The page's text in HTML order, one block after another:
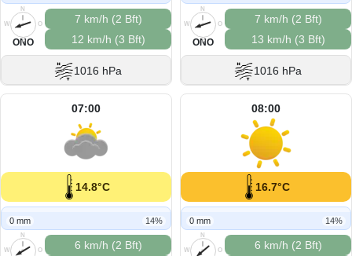
N
O
S
W
ONO
7 km/h (2 Bft)
12 km/h (3 Bft)
1016 hPa
N
O
S
W
ONO
7 km/h (2 Bft)
13 km/h (3 Bft)
1016 hPa
07:00
14.8°C
0 mm 14%
N
O
W
6 km/h (2 Bft)
08:00
16.7°C
0 mm 14%
N
O
W
6 km/h (2 Bft)